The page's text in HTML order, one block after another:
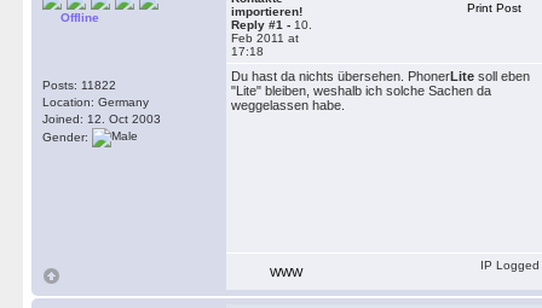
Offline
Posts: 11822
Location: Germany
Joined: 12. Oct 2003
Gender:
importieren!
Reply #1 - 10.
Feb 2011 at
17:18
Print Post
Du hast da nichts übersehen. PhonerLite soll eben
"Lite" bleiben, weshalb ich solche Sachen da
weggelassen habe.
WWW
IP Logged